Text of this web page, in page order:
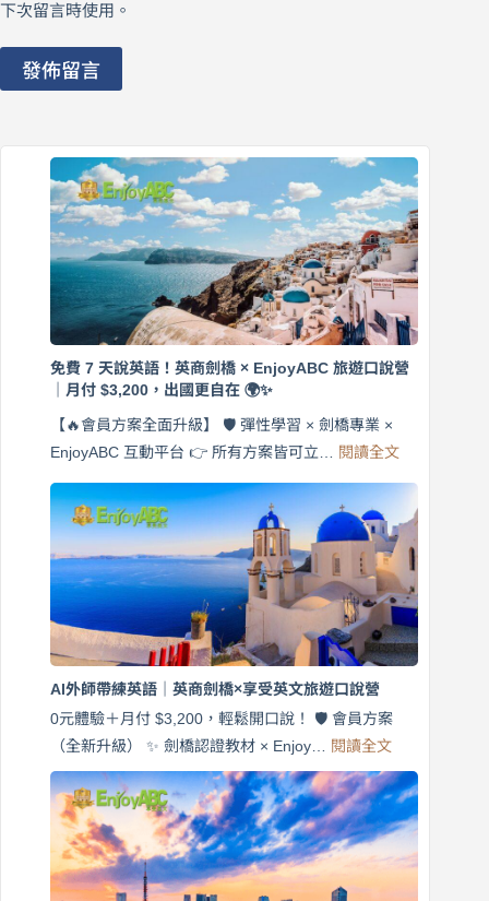
下次留言時使用。
發佈留言
免費 7 天說英語！英商劍橋 × EnjoyABC 旅遊口說營
｜月付 $3,200，出國更自在 🌍✨
【🔥會員方案全面升級】 🛡️ 彈性學習 × 劍橋專業 ×
EnjoyABC 互動平台 👉 所有方案皆可立… 閱讀全文:
天
說
英
語！
英
商
劍
口
說
營
｜
月
AI外師帶練英語｜英商劍橋×享受英文旅遊口說營
0元體驗＋月付 $3,200，輕鬆開口說！ 🛡️ 會員方案
（全新升級） ✨ 劍橋認證教材 × Enjoy… 閱讀全文:
外
師
帶
英